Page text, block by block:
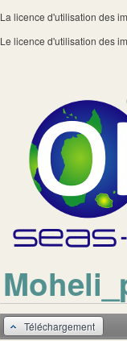
La licence d'utilisation des
Le licence d'utilisation des
Téléchargement